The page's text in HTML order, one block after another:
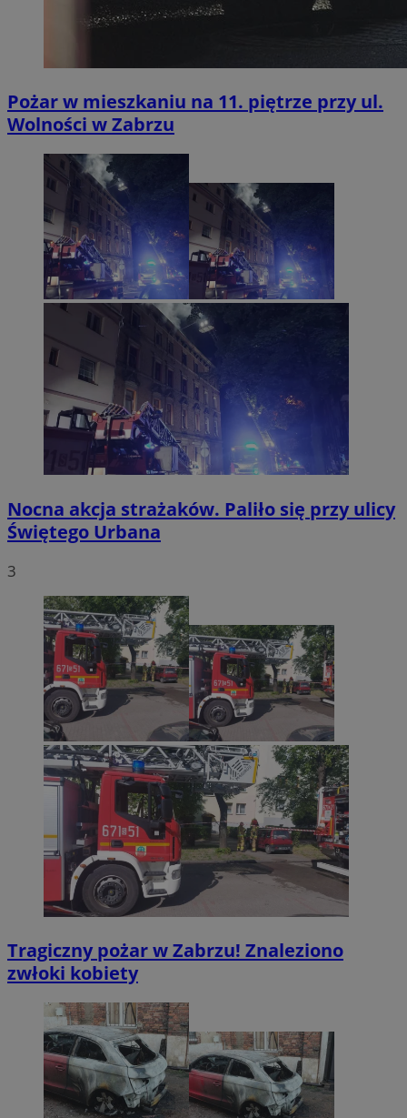
Pożar w mieszkaniu na 11. piętrze przy ul.
Wolności w Zabrzu
Nocna akcja strażaków. Paliło się przy ulicy
Świętego Urbana
3
Tragiczny pożar w Zabrzu! Znaleziono
zwłoki kobiety